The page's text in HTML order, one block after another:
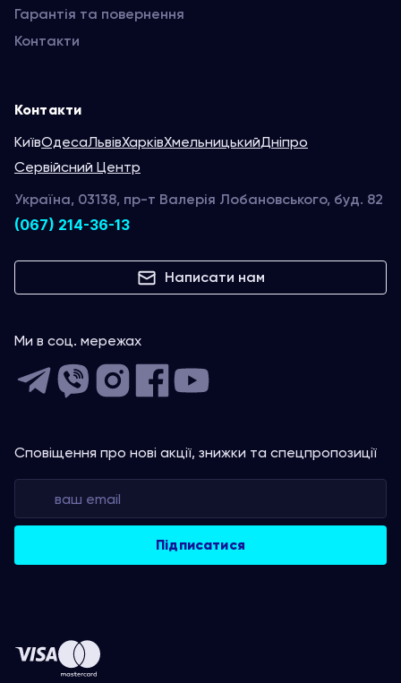
Гарантія та повернення
Контакти
Контакти
КиївОдесаЛьвівХарківХмельницькийДніпро
Сервійсний Центр
Україна, 03138, пр-т Валерія Лобановського, буд. 82
(067) 214-36-13
Написати нам
Ми в соц. мережах
Сповіщення про нові акції, знижки та спецпропозиції